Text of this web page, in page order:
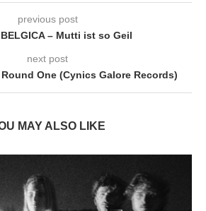
previous post
BELGICA – Mutti ist so Geil
next post
Round One (Cynics Galore Records)
MAY ALSO LIKE